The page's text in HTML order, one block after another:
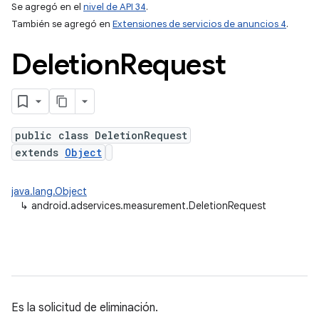
Se agregó en el nivel de API 34.
También se agregó en Extensiones de servicios de anuncios 4.
DeletionRequest
public class DeletionRequest
extends Object
java.lang.Object
↳ android.adservices.measurement.DeletionRequest
Es la solicitud de eliminación.